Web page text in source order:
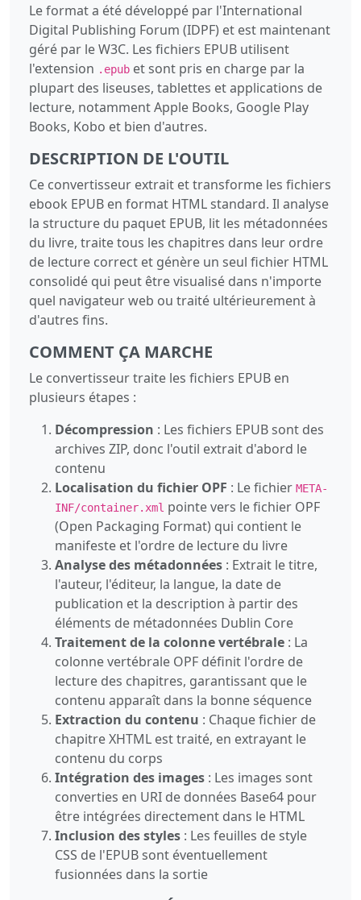
Le format a été développé par l'International
Digital Publishing Forum (IDPF) et est maintenant
géré par le W3C. Les fichiers EPUB utilisent
l'extension .epub et sont pris en charge par la
plupart des liseuses, tablettes et applications de
lecture, notamment Apple Books, Google Play
Books, Kobo et bien d'autres.
DESCRIPTION DE L'OUTIL
Ce convertisseur extrait et transforme les fichiers
ebook EPUB en format HTML standard. Il analyse
la structure du paquet EPUB, lit les métadonnées
du livre, traite tous les chapitres dans leur ordre
de lecture correct et génère un seul fichier HTML
consolidé qui peut être visualisé dans n'importe
quel navigateur web ou traité ultérieurement à
d'autres fins.
COMMENT ÇA MARCHE
Le convertisseur traite les fichiers EPUB en
plusieurs étapes :
Décompression : Les fichiers EPUB sont des
archives ZIP, donc l'outil extrait d'abord le
contenu
Localisation du fichier OPF : Le fichier META-
INF/container.xml pointe vers le fichier OPF
(Open Packaging Format) qui contient le
manifeste et l'ordre de lecture du livre
Analyse des métadonnées : Extrait le titre,
l'auteur, l'éditeur, la langue, la date de
publication et la description à partir des
éléments de métadonnées Dublin Core
Traitement de la colonne vertébrale : La
colonne vertébrale OPF définit l'ordre de
lecture des chapitres, garantissant que le
contenu apparaît dans la bonne séquence
Extraction du contenu : Chaque fichier de
chapitre XHTML est traité, en extrayant le
contenu du corps
Intégration des images : Les images sont
converties en URI de données Base64 pour
être intégrées directement dans le HTML
Inclusion des styles : Les feuilles de style
CSS de l'EPUB sont éventuellement
fusionnées dans la sortie